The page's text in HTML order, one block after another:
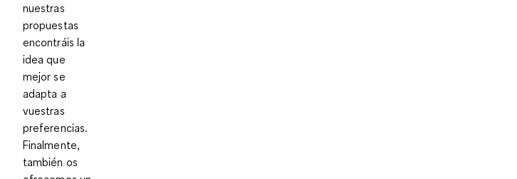
nuestras
propuestas
encontráis la
idea que
mejor se
adapta a
vuestras
preferencias.
Finalmente,
también os